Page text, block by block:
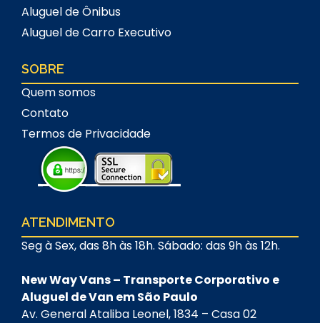
Aluguel de Ônibus
Aluguel de Carro Executivo
SOBRE
Quem somos
Contato
Termos de Privacidade
ATENDIMENTO
Seg à Sex, das 8h às 18h. Sábado: das 9h às 12h.
New Way Vans – Transporte Corporativo e
Aluguel de Van em São Paulo
Av. General Ataliba Leonel, 1834 – Casa 02